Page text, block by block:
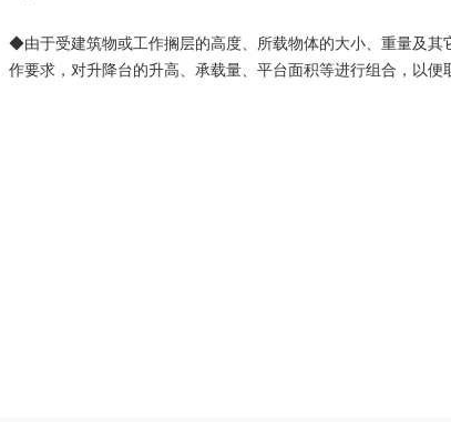
◆由于受建筑物或工作搁层的高度、所载物体的大小、重量及
作要求，对升降台的升高、承载量、平台面积等进行组合，以便